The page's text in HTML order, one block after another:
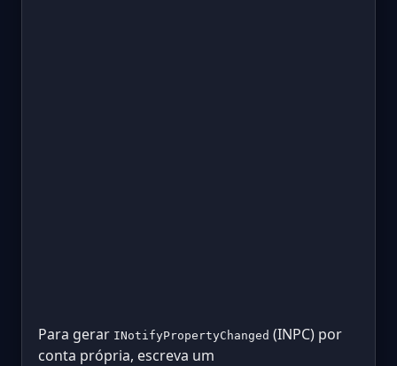
Para gerar INotifyPropertyChanged (INPC) por
conta própria, escreva um